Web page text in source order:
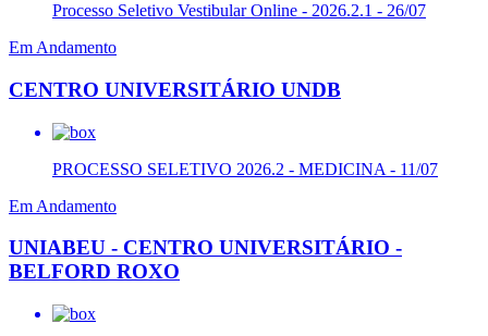
Processo Seletivo Vestibular Online - 2026.2.1 - 26/07
Em Andamento
CENTRO UNIVERSITÁRIO UNDB
PROCESSO SELETIVO 2026.2 - MEDICINA - 11/07
Em Andamento
UNIABEU - CENTRO UNIVERSITÁRIO -
BELFORD ROXO